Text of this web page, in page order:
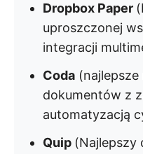
Dropbox Paper
uproszczonej
integracji
Coda (najlepsze
dokumentów z
automatyzacją
Quip (Najlepszy